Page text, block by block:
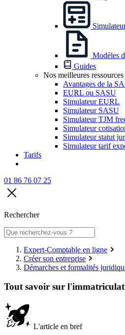
Modèles
Guides
Nos meilleures ressources
Avantages de la
EURL ou SASU
Simulateur EURL
Simulateur SASU
Simulateur TJM
Simulateur
Simulateur statut
Simulateur tarif
Tarifs
01 86 76 07 25
Rechercher
Expert-Comptable en ligne
Créer son entreprise
Démarches et formalités
Tout savoir sur
L'article en bref